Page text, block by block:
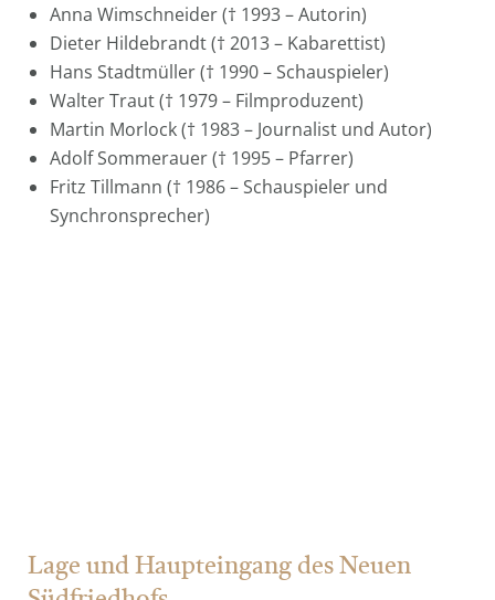
Anna Wimschneider († 1993 – Autorin)
Dieter Hildebrandt († 2013 – Kabarettist)
Hans Stadtmüller († 1990 – Schauspieler)
Walter Traut († 1979 – Filmproduzent)
Martin Morlock († 1983 – Journalist und Autor)
Adolf Sommerauer († 1995 – Pfarrer)
Fritz Tillmann († 1986 – Schauspieler und
Synchronsprecher)
Lage und Haupteingang des Neuen